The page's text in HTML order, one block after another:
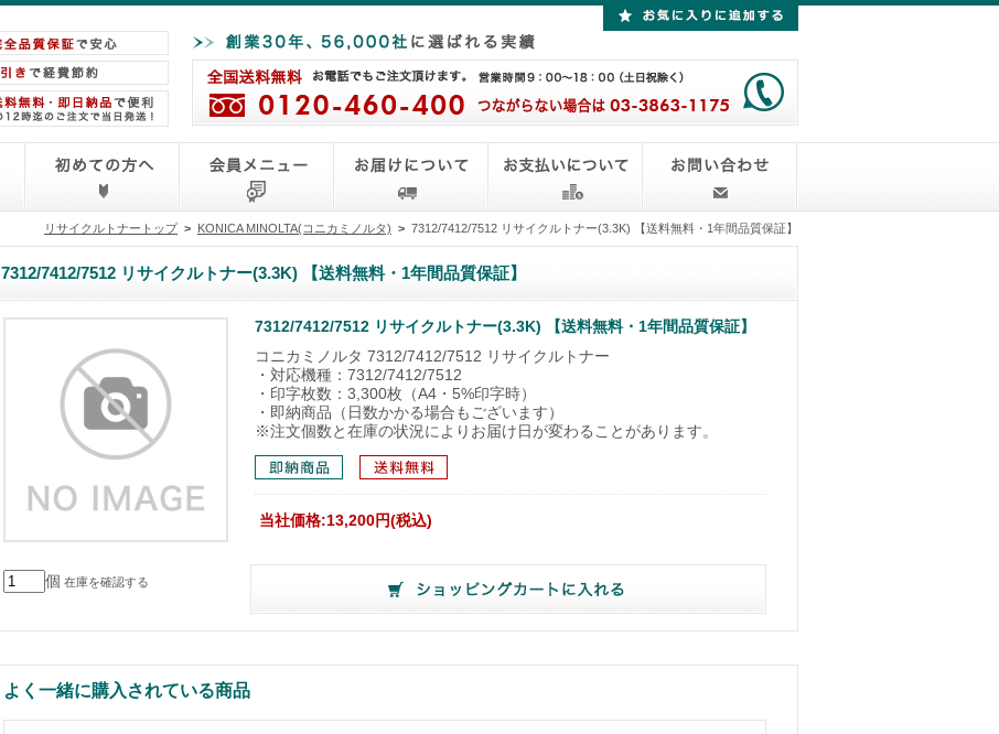
リサイクルトナートップ > KONICA MINOLTA(コニカミノルタ) > 7312/7412/7512 リサイクルトナー(3.3K) 【送料無料・1年間品質保証】
7312/7412/7512 リサイクルトナー(3.3K) 【送料無料・1年間品質保証】
7312/7412/7512 リサイクルトナー(3.3K) 【送料無料・1年間品質保証】
コニカミノルタ 7312/7412/7512 リサイクルトナー
・対応機種：7312/7412/7512
・印字枚数：3,300枚（A4・5%印字時）
・即納商品（日数かかる場合もございます）
※注文個数と在庫の状況によりお届け日が変わることがあります。
当社価格:13,200円(税込)
個 在庫を確認する
よく一緒に購入されている商品